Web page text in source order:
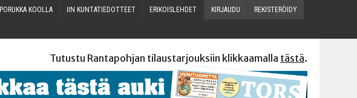
PORUK­KA KOOLLA IIN KUN­TA­TIE­DOT­TEET ERI­KOIS­LEH­DET KIR­JAU­DU REKIS­TE­RÖI­DY
Tutustu Rantapohjan tilaustarjouksiin klikkaamalla tästä.